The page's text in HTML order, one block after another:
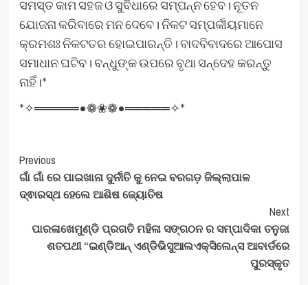
ସମସ୍ତ କାମ ସହଜ ଓ ସୁବିଧାରେ ସମ୍ପନ୍ନ ହେବ। ନୂତନ
ଯୋଜନା କରିବାରେ ମନ ଦେବେ। ନିକଟ ସମ୍ପର୍କୀୟମାନେ
କ୍ରମଶଃ ନିକଟତର ହୋଇପାରନ୍ତି। ବାଦବିବାଦରେ ଆପୋସ
ସମାଧାନ ଘଟିବ। ବନ୍ଧୁଙ୍କ ଉପରେ ବୃଥା ସନ୍ଦେହ କରନ୍ତୁ
ନାହିଁ।*
*✧═════•❁❀❁•═════✧*
Post
Navigation
Previous
ଗାଁ ଗାଁ ରେ ପାଇଖାନା ଦୁର୍ନୀତି କୁ ନେଇ ବରଗଡ଼ ଜିଲ୍ଲାପାଳ
ଦ୍ଵାରସ୍ଥ ହେଲେ ଆଶିଷ ଜ୍ୟୋତିଷ
Next
ପାରଳାଖେମୁଣ୍ଡି ପ୍ରଗତି ମହିଳା ସଙ୍ଗଠନ ର ସମ୍ପାଦିକା ତନୁଜା
ଶତପଥୀ “ଇଣ୍ଡିଆନ୍ ଏଣ୍ଡିଭିସୁଆଲଏକ୍ସିଲେନ୍ସ ଆବାର୍ଡରେ
ପୁରସ୍କୃତ